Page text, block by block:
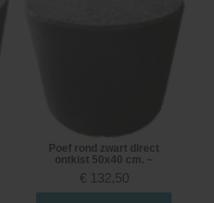
Poef rond zwart direct
ontkist 50x40 cm. ~
€ 132,50